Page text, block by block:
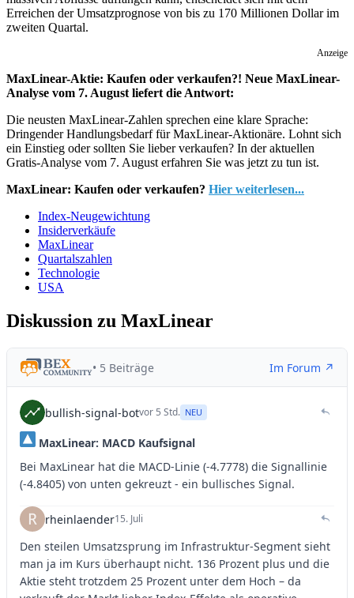
Erreichen der Umsatzprognose von bis zu 170 Millionen Dollar im
zweiten Quartal.
Anzeige
MaxLinear-Aktie: Kaufen oder verkaufen?! Neue MaxLinear-
Analyse vom 7. August liefert die Antwort:
Die neusten MaxLinear-Zahlen sprechen eine klare Sprache:
Dringender Handlungsbedarf für MaxLinear-Aktionäre. Lohnt sich
ein Einstieg oder sollten Sie lieber verkaufen? In der aktuellen
Gratis-Analyse vom 7. August erfahren Sie was jetzt zu tun ist.
MaxLinear: Kaufen oder verkaufen? Hier weiterlesen...
Index-Neugewichtung
Insiderverkäufe
MaxLinear
Quartalszahlen
Technologie
USA
Diskussion zu MaxLinear